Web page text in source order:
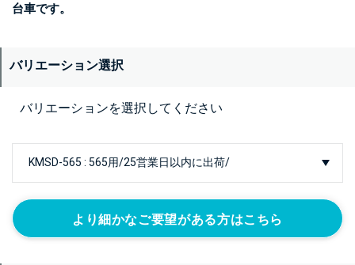
台車です。
バリエーション選択
バリエーションを選択してください
より細かなご要望がある方はこちら